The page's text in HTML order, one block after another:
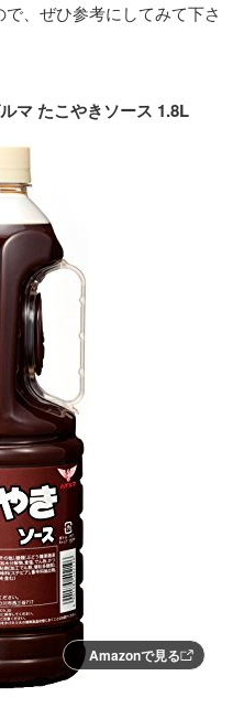
、ぜひ参考にしてみて下さ
マ たこやきソース 1.8L
Amazonで見る